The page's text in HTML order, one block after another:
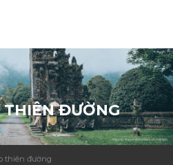
ĐƯỜNG
thiên đường